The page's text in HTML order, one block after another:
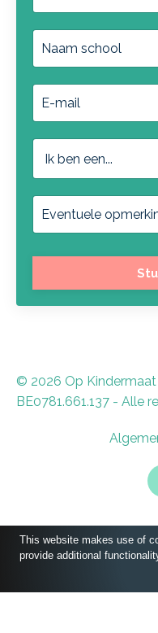
© 2026 Op
BE0781.661.137 - Alle
This website makes use of
provide additional